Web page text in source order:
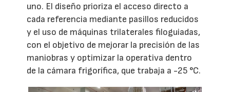
uno. El diseño prioriza el acceso directo a
cada referencia mediante pasillos reducidos
y el uso de máquinas trilaterales filoguiadas,
con el objetivo de mejorar la precisión de las
maniobras y optimizar la operativa dentro
de la cámara frigorífica, que trabaja a -25 °C.